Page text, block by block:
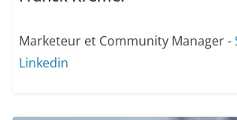
Marketeur et Community Manager -
Linkedin